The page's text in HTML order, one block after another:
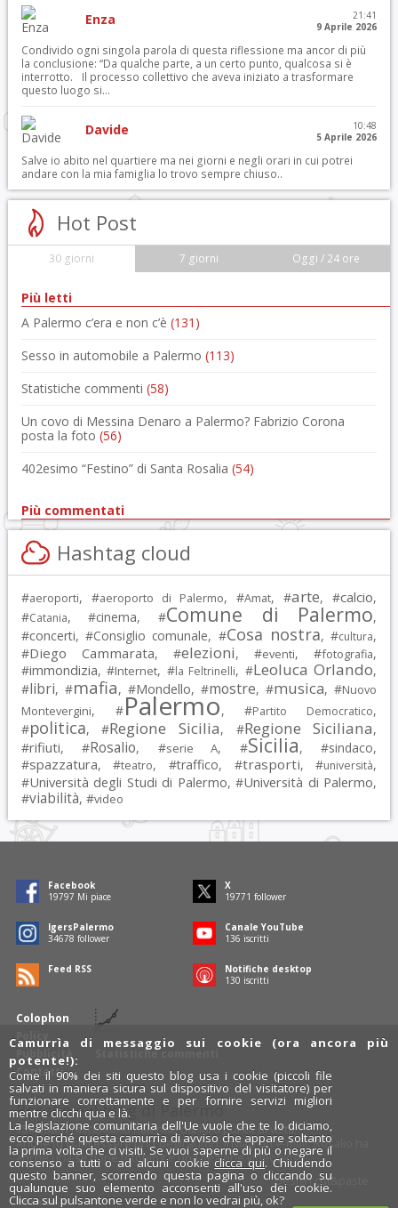
Enza
21:41
9 Aprile 2026
Condivido ogni singola parola di questa riflessione ma ancor di più
la conclusione: “Da qualche parte, a un certo punto, qualcosa si è
interrotto. Il processo collettivo che aveva iniziato a trasformare
questo luogo si...
Davide
10:48
5 Aprile 2026
Salve io abito nel quartiere ma nei giorni e negli orari in cui potrei
andare con la mia famiglia lo trovo sempre chiuso..
Hot Post
30 giorni 7 giorni Oggi / 24 ore
Più letti
A Palermo c’era e non c’è (131)
Sesso in automobile a Palermo (113)
Statistiche commenti (58)
Un covo di Messina Denaro a Palermo? Fabrizio Corona
posta la foto (56)
402esimo “Festino” di Santa Rosalia (54)
Più commentati
Hashtag cloud
#aeroporti, #aeroporto di Palermo, #Amat, #arte, #calcio,
#Catania, #cinema, #Comune di Palermo,
#concerti, #Consiglio comunale, #Cosa nostra, #cultura,
#Diego Cammarata, #elezioni, #eventi, #fotografia,
#immondizia, #Internet, #la Feltrinelli, #Leoluca Orlando,
#libri, #mafia, #Mondello, #mostre, #musica, #Nuovo
Montevergini, #Palermo, #Partito Democratico,
#politica, #Regione Sicilia, #Regione Siciliana,
#rifiuti, #Rosalio, #serie A, #Sicilia, #sindaco,
#spazzatura, #teatro, #traffico, #trasporti, #università,
#Università degli Studi di Palermo, #Università di Palermo,
#viabilità, #video
Colophon
Policy
Pubblicità
Contatti
Statistiche commenti
Facebook
19797 Mi piace
X
19771 follower
IgersPalermo
34678 follower
Canale YouTube
136 iscritti
Feed RSS
Notifiche desktop
130 iscritti
Rosalio è il blog di Palermo
754 autoriraccontano Palermo dal loro punto di vista.
Anche tu puoi essere uno degli autori: inviaci un' e-mail. Rosalio ha
anche una sezionefotobloge una sezionevideoblog.
Designcut&paste
Rosalio.it
Camurrìa di messaggio sui cookie (ora ancora più
potente!):
Come il 90% dei siti questo blog usa i cookie (piccoli file
salvati in maniera sicura sul dispositivo del visitatore) per
funzionare correttamente e per fornire servizi migliori
mentre clicchi qua e là.
La legislazione comunitaria dell'Ue vuole che te lo diciamo,
ecco perché questa camurrìa di avviso che appare soltanto
la prima volta che ci visiti. Se vuoi saperne di più o negare il
consenso a tutti o ad alcuni cookie clicca qui. Chiudendo
questo banner, scorrendo questa pagina o cliccando su
qualunque suo elemento acconsenti all'uso dei cookie.
Clicca sul pulsantone verde e non lo vedrai più, ok?